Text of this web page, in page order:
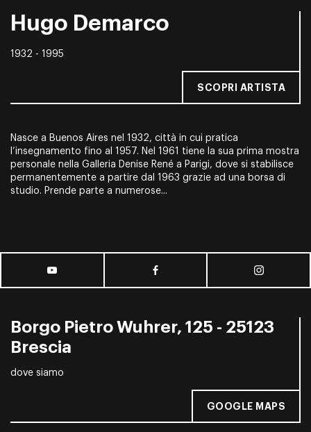
Hugo Demarco
1932 - 1995
SCOPRI ARTISTA
Nasce a Buenos Aires nel 1932, città in cui pratica
l’insegnamento fino al 1957. Nel 1961 tiene la sua prima mostra
personale nella Galleria Denise René a Parigi, dove si stabilisce
permanentemente a partire dal 1963 grazie ad una borsa di
studio. Prende parte a numerose...
Borgo Pietro Wuhrer, 125 - 25123
Brescia
dove siamo
GOOGLE MAPS